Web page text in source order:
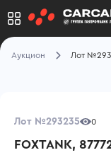
Аукцион Лот
Лот №293235 0
FOXTANK,